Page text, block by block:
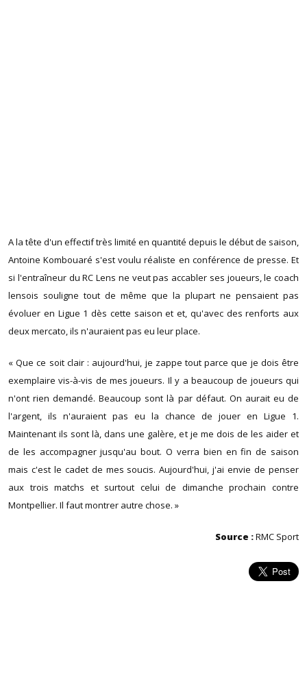
A la tête d'un effectif très limité en quantité depuis le début de saison,
Antoine Kombouaré s'est voulu réaliste en conférence de presse. Et
si l'entraîneur du RC Lens ne veut pas accabler ses joueurs, le coach
lensois souligne tout de même que la plupart ne pensaient pas
évoluer en Ligue 1 dès cette saison et et, qu'avec des renforts aux
deux mercato, ils n'auraient pas eu leur place.
« Que ce soit clair : aujourd'hui, je zappe tout parce que je dois être
exemplaire vis-à-vis de mes joueurs. Il y a beaucoup de joueurs qui
n'ont rien demandé. Beaucoup sont là par défaut. On aurait eu de
l'argent, ils n'auraient pas eu la chance de jouer en Ligue 1.
Maintenant ils sont là, dans une galère, et je me dois de les aider et
de les accompagner jusqu'au bout. O verra bien en fin de saison
mais c'est le cadet de mes soucis. Aujourd'hui, j'ai envie de penser
aux trois matchs et surtout celui de dimanche prochain contre
Montpellier. Il faut montrer autre chose. »
Source :RMC Sport